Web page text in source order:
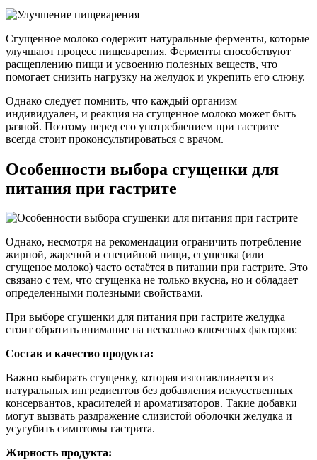
Сгущенное молоко содержит натуральные ферменты, которые
улучшают процесс пищеварения. Ферменты способствуют
расщеплению пищи и усвоению полезных веществ, что
помогает снизить нагрузку на желудок и укрепить его слюну.
Однако следует помнить, что каждый организм
индивидуален, и реакция на сгущенное молоко может быть
разной. Поэтому перед его употреблением при гастрите
всегда стоит проконсультироваться с врачом.
Особенности выбора сгущенки для
питания при гастрите
Однако, несмотря на рекомендации ограничить потребление
жирной, жареной и специйной пищи, сгущенка (или
сгущеное молоко) часто остаётся в питании при гастрите. Это
связано с тем, что сгущенка не только вкусна, но и обладает
определенными полезными свойствами.
При выборе сгущенки для питания при гастрите желудка
стоит обратить внимание на несколько ключевых факторов:
Состав и качество продукта:
Важно выбирать сгущенку, которая изготавливается из
натуральных ингредиентов без добавления искусственных
консервантов, красителей и ароматизаторов. Такие добавки
могут вызвать раздражение слизистой оболочки желудка и
усугубить симптомы гастрита.
Жирность продукта: